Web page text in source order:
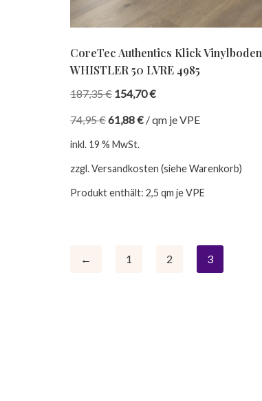
CoreTec Authentics Klick Vinylboden
WHISTLER 50 LVRE 4985
187,35€ 154,70€
74,95€61,88€ /qm je VPE
inkl. 19 % MwSt.
zzgl. Versandkosten (siehe Warenkorb)
Produkt enthält: 2,5 qm je VPE
← 1 2 3